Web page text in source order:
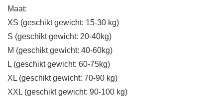
Maat:
XS (geschikt gewicht: 15-30 kg)
S (geschikt gewicht: 20-40kg)
M (geschikt gewicht: 40-60kg)
L (geschikt gewicht: 60-75kg)
XL (geschikt gewicht: 70-90 kg)
XXL (geschikt gewicht: 90-100 kg)